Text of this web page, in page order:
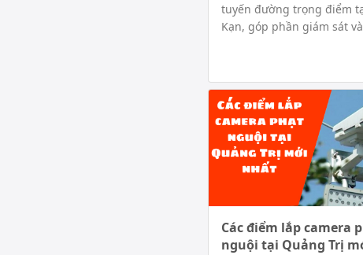
tuyến đường trọng điểm
Kạn, góp phần giám sát
Các điểm lắp camera
nguội tại Quảng Trị